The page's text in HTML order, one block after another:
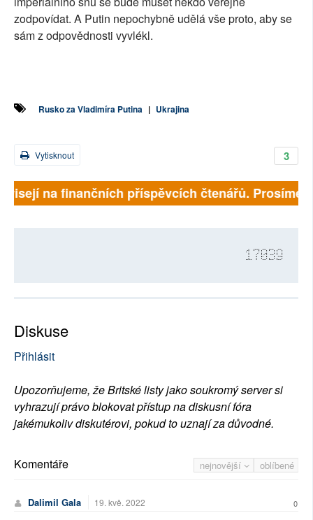
zodpovídat. A Putin nepochybně udělá vše proto, aby se
sám z odpovědnosti vyvlékl.
Rusko za Vladimíra Putina | Ukrajina
3
Vytisknout
na finančních příspěvcích čtenářů. Prosíme,
17039
Diskuse
Přihlásit
Upozorňujeme, že Britské listy jako soukromý server si
vyhrazují právo blokovat přístup na diskusní fóra
jakémukoliv diskutérovi, pokud to uznají za důvodné.
nejnovější oblíbené
Komentáře
Dalimil Gala 19. kvě. 2022 0